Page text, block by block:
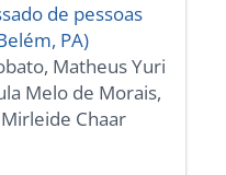
de pessoas
PA)
Matheus Yuri
Melo de Morais,
Chaar